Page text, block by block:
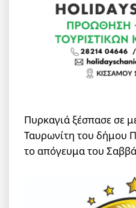
Πυρκαγιά ξέσπασε σε
Ταυρωνίτη του δήμου
το απόγευμα του